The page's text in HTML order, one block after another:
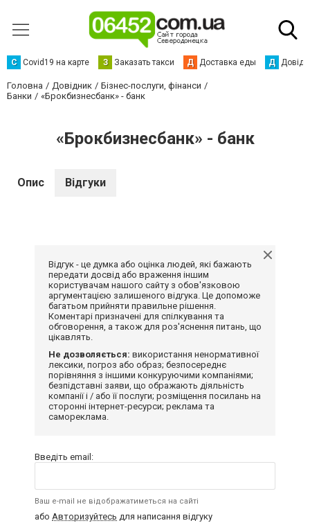
С Сovid19 на карте З Заказать такси Д Доставка еды Д
Головна Довідник
Бізнес-послуги, фінанси
Банки
«Брокбизнесбанк» - банк
«Брокбизнесбанк» - банк
Опис Відгуки
Відгук - це думка або оцінка людей, які бажають
передати досвід або враження іншим
користувачам нашого сайту з обов'язковою
аргументацією залишеного відгука. Це допоможе
багатьом прийняти правильне рішення.
Коментарі призначені для спілкування та
обговорення, а також для роз'яснення питань, що
цікавлять.
Не дозволяється: використання ненормативної
лексики, погроз або образ; безпосереднє
порівняння з іншими конкуруючими компаніями;
безпідставні заяви, що ображають діяльність
компанії і / або її послуги; розміщення посилань на
сторонні інтернет-ресурси; реклама та
самореклама.
Введіть email:
Ваш e-mail не відображатиметься на сайті
або Авторизуйтесь для написання відгуку